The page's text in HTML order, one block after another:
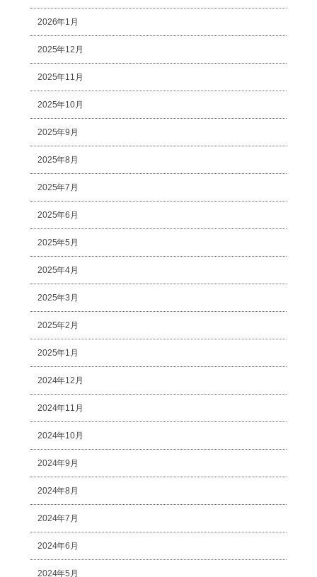
2026年1月
2025年12月
2025年11月
2025年10月
2025年9月
2025年8月
2025年7月
2025年6月
2025年5月
2025年4月
2025年3月
2025年2月
2025年1月
2024年12月
2024年11月
2024年10月
2024年9月
2024年8月
2024年7月
2024年6月
2024年5月